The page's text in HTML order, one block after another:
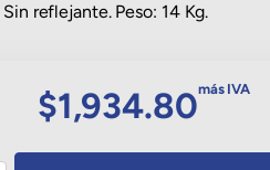
reflejante. Peso: 14 Kg.
$1,934.80más IVA